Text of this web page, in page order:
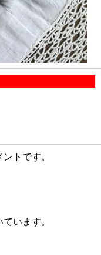
トです。
います。